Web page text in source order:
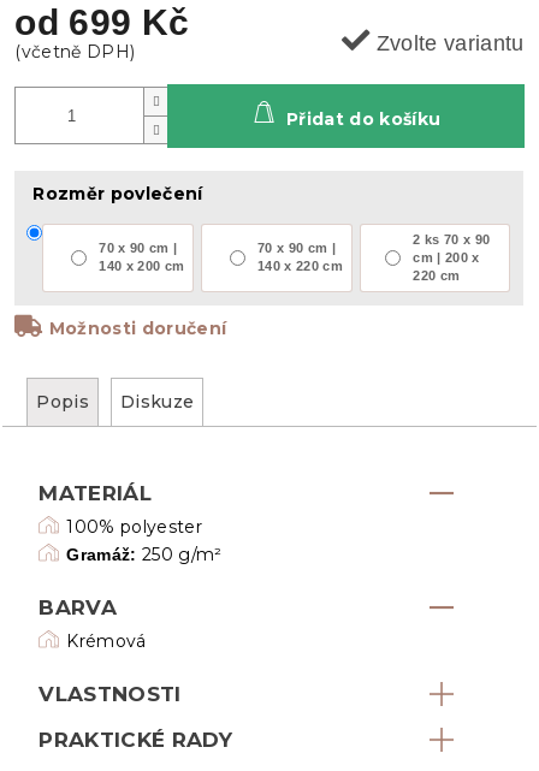
od 699 Kč
Zvolte variantu
Rozměr povlečení
70 x 90 cm |
140 x 200 cm
70 x 90 cm |
140 x 220 cm
2 ks 70 x 90
cm | 200 x
220 cm
Možnosti doručení
Přidat do košíku
Popis Diskuze
MATERIÁL
100% polyester
Gramáž: 250 g/m²
BARVA
Krémová
VLASTNOSTI
PRAKTICKÉ RADY